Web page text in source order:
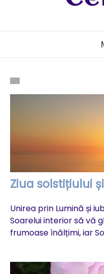
Ziua solstițiului
Unirea prin Lumină și
Soarelui interior să vă
frumoase înălțimi, iar